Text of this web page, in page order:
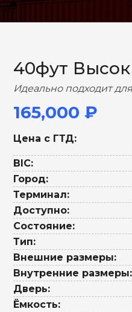
40фут
Идеально подходит
165,000 ₽
Цена с ГТД:
BIC:
Город:
Терминал:
Доступно:
Состояние:
Тип:
Внешние размеры:
Внутренние размеры:
Дверь:
Ёмкость: